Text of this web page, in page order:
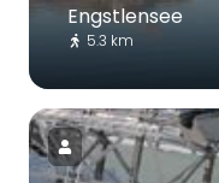
Engstlensee
5.3 km